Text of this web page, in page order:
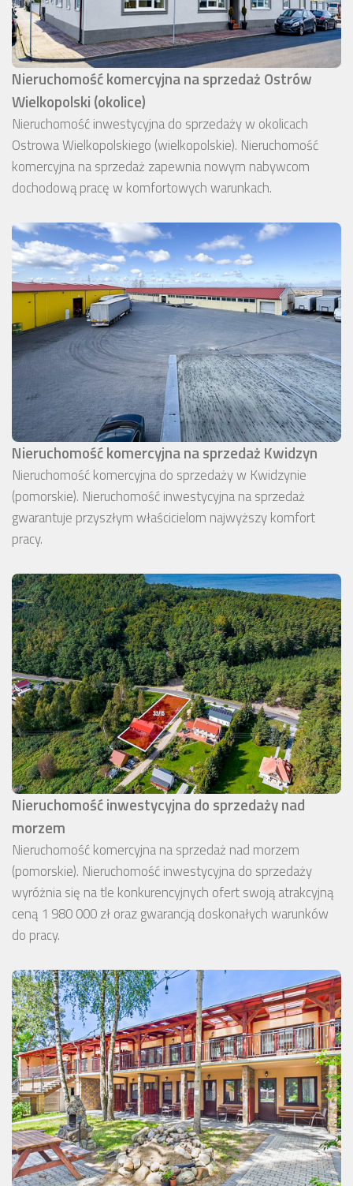
Nieruchomość komercyjna na sprzedaż Ostrów
Wielkopolski (okolice)
Nieruchomość inwestycyjna do sprzedaży w okolicach
Ostrowa Wielkopolskiego (wielkopolskie). Nieruchomość
komercyjna na sprzedaż zapewnia nowym nabywcom
dochodową pracę w komfortowych warunkach.
Nieruchomość komercyjna na sprzedaż Kwidzyn
Nieruchomość komercyjna do sprzedaży w Kwidzynie
(pomorskie). Nieruchomość inwestycyjna na sprzedaż
gwarantuje przyszłym właścicielom najwyższy komfort
pracy.
Nieruchomość inwestycyjna do sprzedaży nad
morzem
Nieruchomość komercyjna na sprzedaż nad morzem
(pomorskie). Nieruchomość inwestycyjna do sprzedaży
wyróżnia się na tle konkurencyjnych ofert swoją atrakcyjną
ceną 1 980 000 zł oraz gwarancją doskonałych warunków
do pracy.